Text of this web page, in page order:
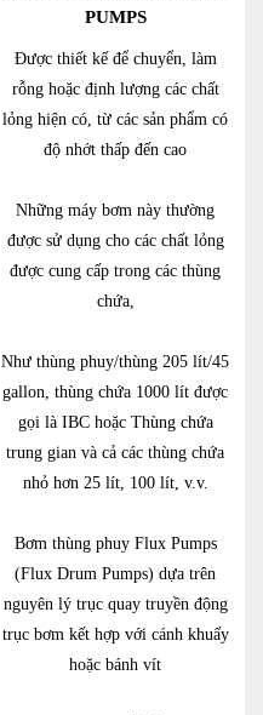
PUMPS
Được thiết kế để chuyển, làm
rỗng hoặc định lượng các chất
lỏng hiện có, từ các sản phẩm có
độ nhớt thấp đến cao
Những máy bơm này thường
được sử dụng cho các chất lỏng
được cung cấp trong các thùng
chứa,
Như thùng phuy/thùng 205 lít/45
gallon, thùng chứa 1000 lít được
gọi là IBC hoặc Thùng chứa
trung gian và cả các thùng chứa
nhỏ hơn 25 lít, 100 lít, v.v.
Bơm thùng phuy Flux Pumps
(Flux Drum Pumps) dựa trên
nguyên lý trục quay truyền động
trục bơm kết hợp với cánh khuấy
hoặc bánh vít